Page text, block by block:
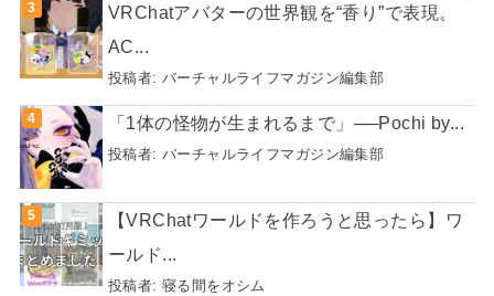
VRChatアバターの世界観を“香り”で表現。
AC...
投稿者: バーチャルライフマガジン編集部
「1体の怪物が生まれるまで」──Pochi by...
投稿者: バーチャルライフマガジン編集部
【VRChatワールドを作ろうと思ったら】ワ
ールド...
投稿者: 寝る間をオシム